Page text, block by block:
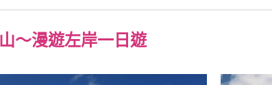
～漫遊左岸一日遊